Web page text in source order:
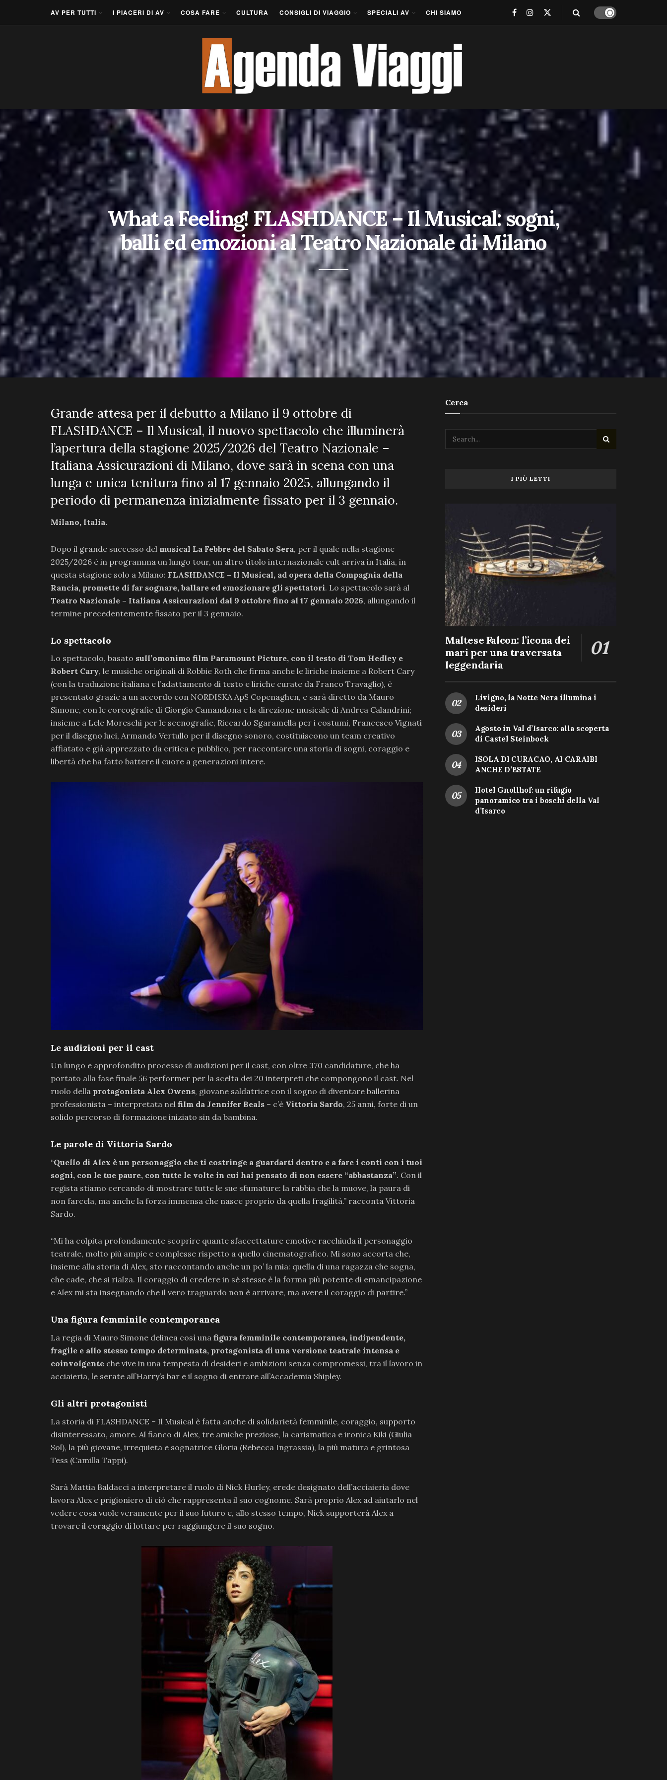
AV PER TUTTI I PIACERI DI AV COSA FARE CULTURA CONSIGLI DI VIAGGIO SPECIALI AV CHI SIAMO
What a Feeling! FLASHDANCE – Il Musical: sogni,
balli ed emozioni al Teatro Nazionale di Milano
Grande attesa per il debutto a Milano il 9 ottobre di
FLASHDANCE – Il Musical, il nuovo spettacolo che illuminerà
l’apertura della stagione 2025/2026 del Teatro Nazionale –
Italiana Assicurazioni di Milano, dove sarà in scena con una
lunga e unica tenitura fino al 17 gennaio 2025, allungando il
periodo di permanenza inizialmente fissato per il 3 gennaio.
Milano, Italia.
Dopo il grande successo del musical La Febbre del Sabato Sera, per il quale nella stagione
2025/2026 è in programma un lungo tour, un altro titolo internazionale cult arriva in Italia, in
questa stagione solo a Milano: FLASHDANCE – Il Musical, ad opera della Compagnia della
Rancia, promette di far sognare, ballare ed emozionare gli spettatori. Lo spettacolo sarà al
Teatro Nazionale – Italiana Assicurazioni dal 9 ottobre fino al 17 gennaio 2026, allungando il
termine precedentemente fissato per il 3 gennaio.
Lo spettacolo
Lo spettacolo, basato sull’omonimo film Paramount Picture, con il testo di Tom Hedley e
Robert Cary, le musiche originali di Robbie Roth che firma anche le liriche insieme a Robert Cary
(con la traduzione italiana e l’adattamento di testo e liriche curate da Franco Travaglio), è
presentato grazie a un accordo con NORDISKA ApS Copenaghen, e sarà diretto da Mauro
Simone, con le coreografie di Giorgio Camandona e la direzione musicale di Andrea Calandrini;
insieme a Lele Moreschi per le scenografie, Riccardo Sgaramella per i costumi, Francesco Vignati
per il disegno luci, Armando Vertullo per il disegno sonoro, costituiscono un team creativo
affiatato e già apprezzato da critica e pubblico, per raccontare una storia di sogni, coraggio e
libertà che ha fatto battere il cuore a generazioni intere.
Le audizioni per il cast
Un lungo e approfondito processo di audizioni per il cast, con oltre 370 candidature, che ha
portato alla fase finale 56 performer per la scelta dei 20 interpreti che compongono il cast. Nel
ruolo della protagonista Alex Owens, giovane saldatrice con il sogno di diventare ballerina
professionista – interpretata nel film da Jennifer Beals – c’è Vittoria Sardo, 25 anni, forte di un
solido percorso di formazione iniziato sin da bambina.
Le parole di Vittoria Sardo
“Quello di Alex è un personaggio che ti costringe a guardarti dentro e a fare i conti con i tuoi
sogni, con le tue paure, con tutte le volte in cui hai pensato di non essere “abbastanza”. Con il
regista stiamo cercando di mostrare tutte le sue sfumature: la rabbia che la muove, la paura di
non farcela, ma anche la forza immensa che nasce proprio da quella fragilità.” racconta Vittoria
Sardo.
“Mi ha colpita profondamente scoprire quante sfaccettature emotive racchiuda il personaggio
teatrale, molto più ampie e complesse rispetto a quello cinematografico. Mi sono accorta che,
insieme alla storia di Alex, sto raccontando anche un po’ la mia: quella di una ragazza che sogna,
che cade, che si rialza. Il coraggio di credere in sé stesse è la forma più potente di emancipazione
e Alex mi sta insegnando che il vero traguardo non è arrivare, ma avere il coraggio di partire.”
Una figura femminile contemporanea
La regia di Mauro Simone delinea così una figura femminile contemporanea, indipendente,
fragile e allo stesso tempo determinata, protagonista di una versione teatrale intensa e
coinvolgente che vive in una tempesta di desideri e ambizioni senza compromessi, tra il lavoro in
acciaieria, le serate all’Harry’s bar e il sogno di entrare all’Accademia Shipley.
Gli altri protagonisti
La storia di FLASHDANCE – Il Musical è fatta anche di solidarietà femminile, coraggio, supporto
disinteressato, amore. Al fianco di Alex, tre amiche preziose, la carismatica e ironica Kiki (Giulia
Sol), la più giovane, irrequieta e sognatrice Gloria (Rebecca Ingrassia), la più matura e grintosa
Tess (Camilla Tappi).
Sarà Mattia Baldacci a interpretare il ruolo di Nick Hurley, erede designato dell’acciaieria dove
lavora Alex e prigioniero di ciò che rappresenta il suo cognome. Sarà proprio Alex ad aiutarlo nel
vedere cosa vuole veramente per il suo futuro e, allo stesso tempo, Nick supporterà Alex a
trovare il coraggio di lottare per raggiungere il suo sogno.
Cerca
I PIÙ LETTI
Maltese Falcon: l’icona dei
mari per una traversata
leggendaria
Livigno, la Notte Nera illumina i
desideri
Agosto in Val d’Isarco: alla scoperta
di Castel Steinbock
ISOLA DI CURACAO, AI CARAIBI
ANCHE D’ESTATE
Hotel Gnollhof: un rifugio
panoramico tra i boschi della Val
d’Isarco